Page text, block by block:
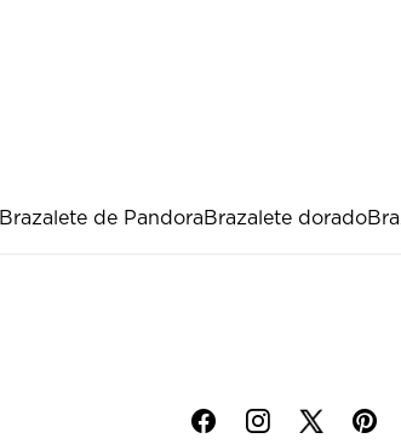
Brazalete de PandoraBrazalete dorado
f i p